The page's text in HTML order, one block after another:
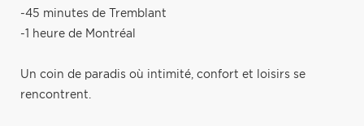
-45 minutes de Tremblant
-1 heure de Montréal
Un coin de paradis où intimité, confort et loisirs se
rencontrent.